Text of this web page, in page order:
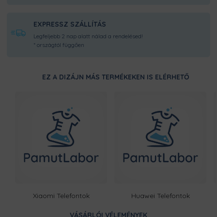
DUPLÁN MEGERŐSÍTETT
VARRÁSOK
Ugye milyen bosszantó, amikor
elengedi a varrás az anyagot? Hála a
bosszankodnod.
Fontosnak tartjuk, hogy óvjuk a
környezetünkben élő összes élőlényt.
Így kiemelt figyelmet fordítottunk arra,
hogy olyan termékekkel dolgozzunk,
amelyek etikus gyártótól származnak.
készítjük számodra, a legnagyobb
raktárkészletünk, így Pamutmanóink
EXPRESSZ SZÁLLÍTÁS
Legfeljebb 2 nap alatt nálad a rendelésed!
* országtól függően
EZ A DIZÁJN MÁS TERMÉKEKEN IS ELÉRHETŐ
Xiaomi Telefontok Huawei Telefontok
VÁSÁRLÓI VÉLEMÉNYEK